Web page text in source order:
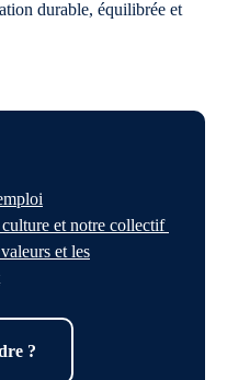
durable, équilibrée et
et notre collectif
et les
?